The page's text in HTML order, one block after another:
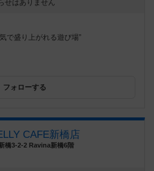
せはありません
で盛り上がれる遊び場”
フォローする
CAFE新橋店
橋3-2-2 Ravina新橋6階